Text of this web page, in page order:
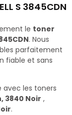
S 3845CDN
le toner
. Nous
parfaitement
fiable et sans
les toners
3840 Noir ,
.